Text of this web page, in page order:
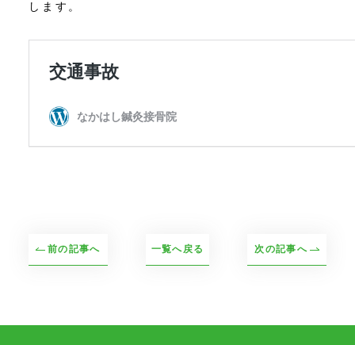
します。
前の記事へ 一覧へ戻る 次の記事へ